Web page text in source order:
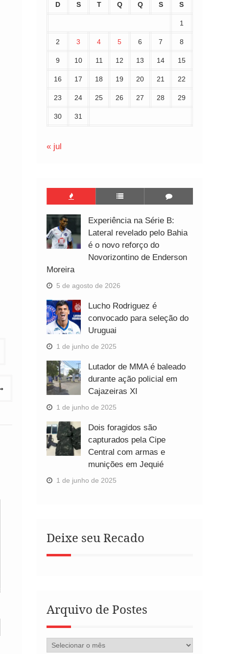
D S T Q Q S S
1
2 3 4 5 6 7 8
9 10 11 12 13 14 15
16 17 18 19 20 21 22
23 24 25 26 27 28 29
30 31
« jul
Experiência na Série B:
Lateral revelado pelo Bahia
é o novo reforço do
Novorizontino de Enderson
Moreira
5 de agosto de 2026
Lucho Rodriguez é
convocado para seleção do
Uruguai
1 de junho de 2025
Lutador de MMA é baleado
durante ação policial em
Cajazeiras XI
1 de junho de 2025
Dois foragidos são
capturados pela Cipe
Central com armas e
munições em Jequié
1 de junho de 2025
Deixe seu Recado
Arquivo de Postes
Arquivo